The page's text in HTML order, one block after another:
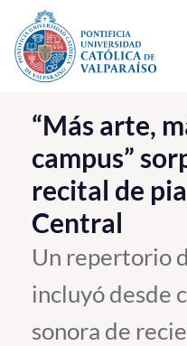
Click acá para ir directamente
La Universidad
Investigación, Creación
PUCV Internacional
Vinculación con el Medio
Admisión
“Más arte,
campus”
recital de
Central
Un repertorio
incluyó desde
sonora de